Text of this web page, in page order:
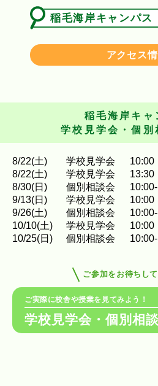
稲毛海岸キャンパ
アクセス
稲毛海岸キャ
学校見学会・個別
8/22(土) 学校見学会
10:00
8/22(土) 学校見学会
13:30
8/30(日) 個別相談会
9/13(日) 学校見学会
10:00
9/26(土) 個別相談会
10/10(土) 学校見学会
10:00
10/25(日) 個別相談会
ご参加をお待ちして
ご実際に校舎や授業を見てみよう！
学校見学会・個別相